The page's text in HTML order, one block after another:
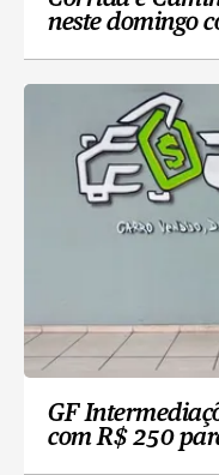
neste domingo
GF
com R$ 250